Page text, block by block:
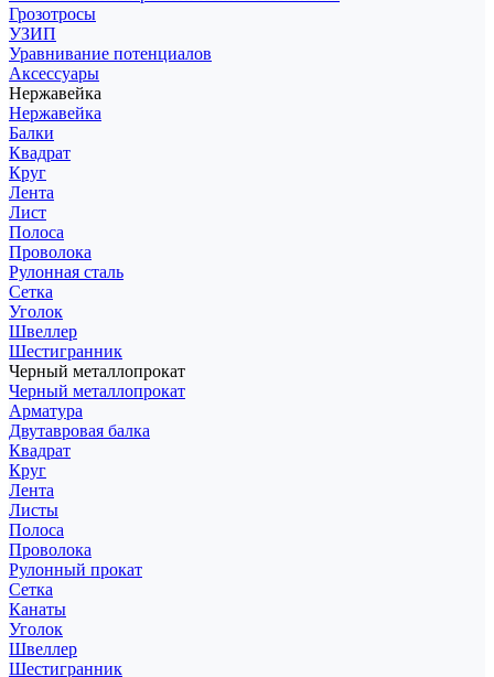
Грозотросы
УЗИП
Уравнивание потенциалов
Аксессуары
Нержавейка
Нержавейка
Балки
Квадрат
Круг
Лента
Лист
Полоса
Проволока
Рулонная сталь
Сетка
Уголок
Швеллер
Шестигранник
Черный металлопрокат
Черный металлопрокат
Арматура
Двутавровая балка
Квадрат
Круг
Лента
Листы
Полоса
Проволока
Рулонный прокат
Сетка
Канаты
Уголок
Швеллер
Шестигранник